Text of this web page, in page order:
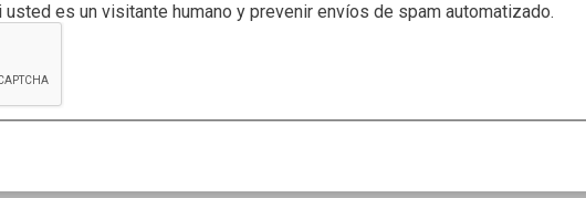
es un visitante humano y prevenir envíos de spam automatizado.